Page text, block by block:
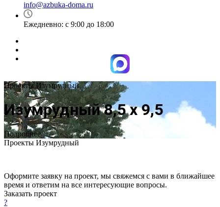
info@azbuka-doma.ru
Ежедневно: с 9:00 до 18:00
Проекты Изумрудный
Изумрудный 8,5 х 9,5
Подробнее
Проекты Изумрудный
Оформите заявку на проект, мы свяжемся с вами в ближайшее
время и ответим на все интересующие вопросы.
Заказать проект
?